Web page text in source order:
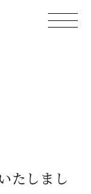
たしまし